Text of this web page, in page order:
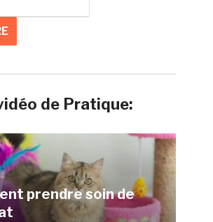
de Pratique:
prendre soin de